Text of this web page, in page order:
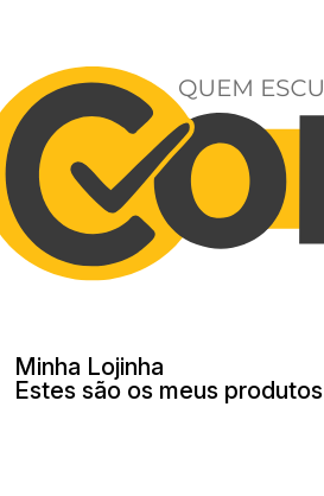
Minha Lojinha
Estes são os meus